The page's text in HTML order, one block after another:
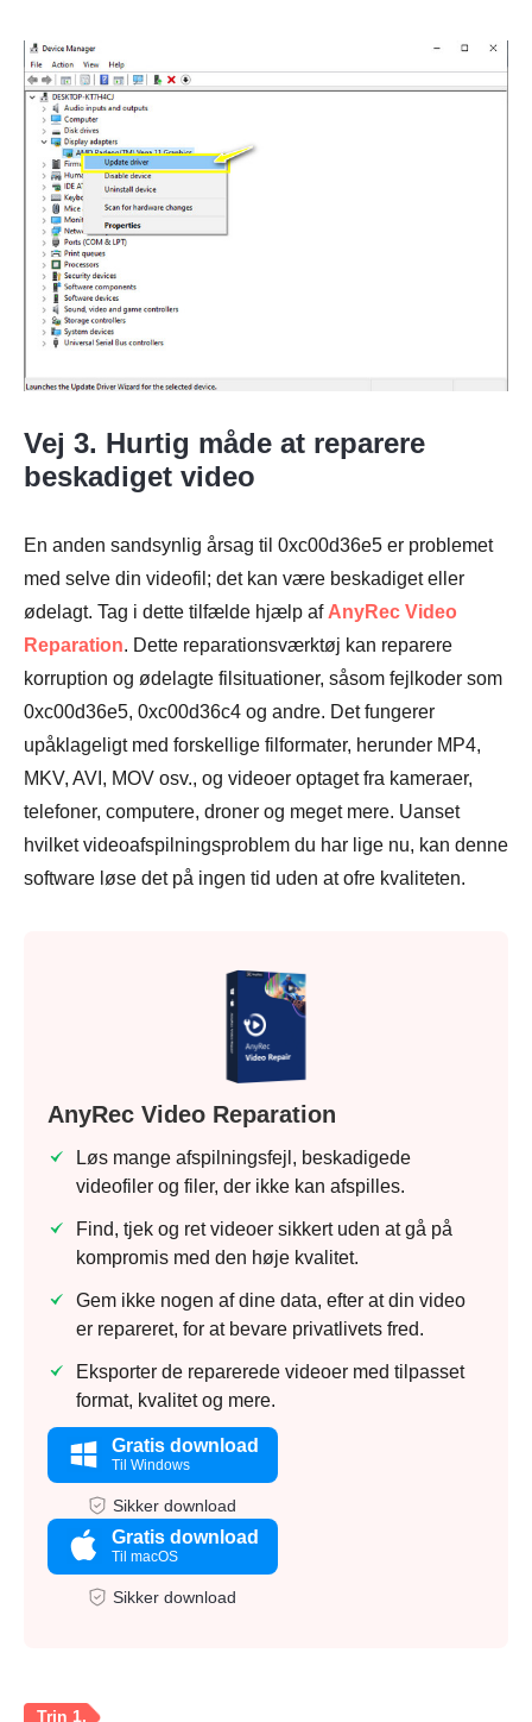
Trin 1.
Trin 2.
Vej 3. Hurtig måde at reparere
beskadiget video
En anden sandsynlig årsag til 0xc00d36e5 er problemet
med selve din videofil; det kan være beskadiget eller
ødelagt. Tag i dette tilfælde hjælp af AnyRec Video
Reparation. Dette reparationsværktøj kan reparere
korruption og ødelagte filsituationer, såsom fejlkoder som
0xc00d36e5, 0xc00d36c4 og andre. Det fungerer
upåklageligt med forskellige filformater, herunder MP4,
MKV, AVI, MOV osv., og videoer optaget fra kameraer,
telefoner, computere, droner og meget mere. Uanset
hvilket videoafspilningsproblem du har lige nu, kan denne
software løse det på ingen tid uden at ofre kvaliteten.
AnyRec Video Reparation
Løs mange afspilningsfejl, beskadigede
videofiler og filer, der ikke kan afspilles.
Find, tjek og ret videoer sikkert uden at gå på
kompromis med den høje kvalitet.
Gem ikke nogen af dine data, efter at din video
er repareret, for at bevare privatlivets fred.
Eksporter de reparerede videoer med tilpasset
format, kvalitet og mere.
Gratis download
Til Windows
Sikker download
Gratis download
Til macOS
Sikker download